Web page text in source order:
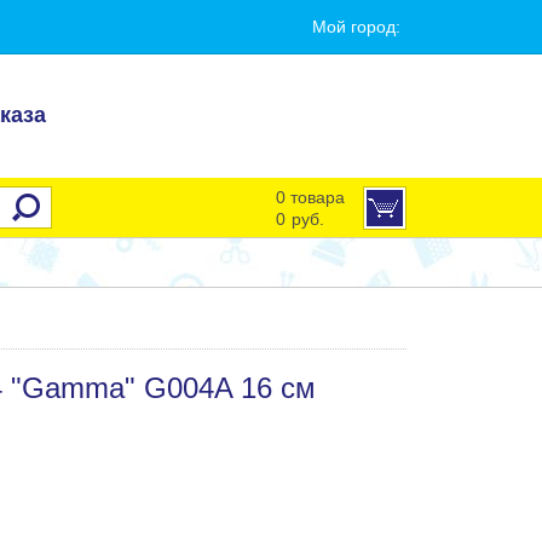
Мой город:
0 товара
0 руб.
G004A 16 см